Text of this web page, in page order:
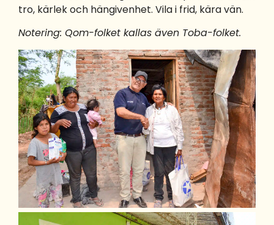
tro, kärlek och hängivenhet. Vila i frid, kära vän.
Notering: Qom-folket kallas även Toba-folket.